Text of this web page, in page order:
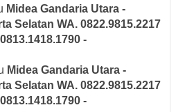
Midea Gandaria Utara -
Selatan WA. 0822.9815.2217
-
Midea Gandaria Utara -
Selatan WA. 0822.9815.2217
-